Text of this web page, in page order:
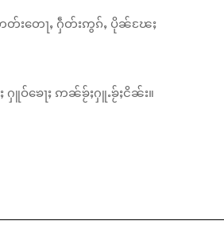
တတ်းတေႃႇ ႁဵတ်းဢွၵ်ႇ ပိုၼ်ၽႄႈ
ႈ ႁူဝ်ၶေႃႈ ဢၼ်ၶႂ်ႈႁူႉၶႂ်ႈငိၼ်း။